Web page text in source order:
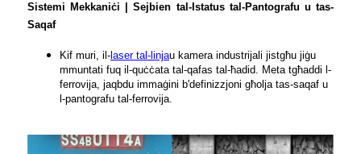
Sistemi Mekkaniċi | Sejbien tal-Istatus tal-Pantografu u tas-
Saqaf
Kif muri, il- laser tal-linjau kamera industrijali jistgħu jiġu
mmuntati fuq il-quċċata tal-qafas tal-ħadid. Meta tgħaddi l-
ferrovija, jaqbdu immaġini b'definizzjoni għolja tas-saqaf u
l-pantografu tal-ferrovija.